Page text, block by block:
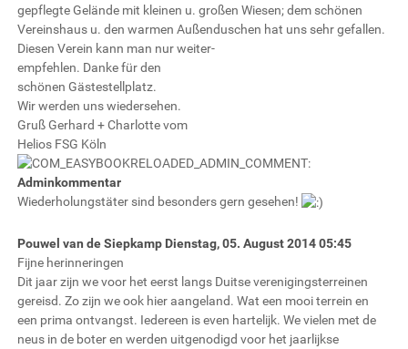
gepflegte Gelände mit kleinen u. großen Wiesen; dem schönen
Vereinshaus u. den warmen Außenduschen hat uns sehr gefallen.
Diesen Verein kann man nur weiter-
empfehlen. Danke für den
schönen Gästestellplatz.
Wir werden uns wiedersehen.
Gruß Gerhard + Charlotte vom
Helios FSG Köln
Adminkommentar
Wiederholungstäter sind besonders gern gesehen!
Pouwel van de Siepkamp Dienstag, 05. August 2014 05:45
Fijne herinneringen
Dit jaar zijn we voor het eerst langs Duitse verenigingsterreinen
gereisd. Zo zijn we ook hier aangeland. Wat een mooi terrein en
een prima ontvangst. Iedereen is even hartelijk. We vielen met de
neus in de boter en werden uitgenodigd voor het jaarlijkse